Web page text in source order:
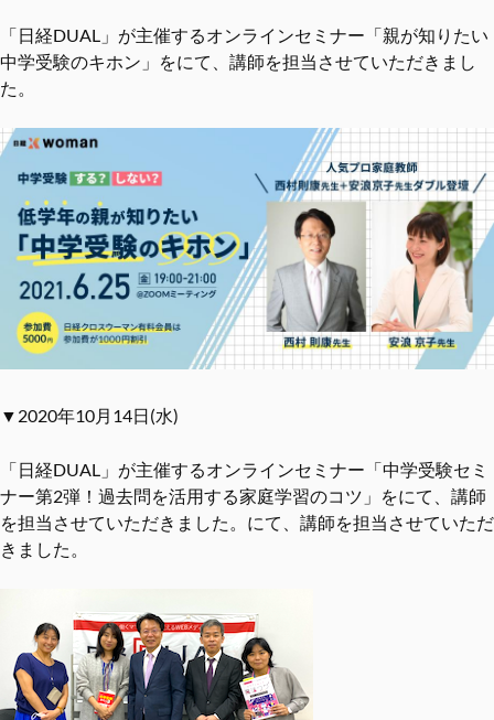
「日経DUAL」が主催するオンラインセミナー「親が知りたい
中学受験のキホン」をにて、講師を担当させていただきまし
た。
▼2020年10月14日(水)
「日経DUAL」が主催するオンラインセミナー「中学受験セミ
ナー第2弾！過去問を活⽤する家庭学習のコツ」をにて、講師
を担当させていただきました。にて、講師を担当させていただ
きました。